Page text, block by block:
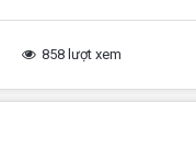
858 lượt xem